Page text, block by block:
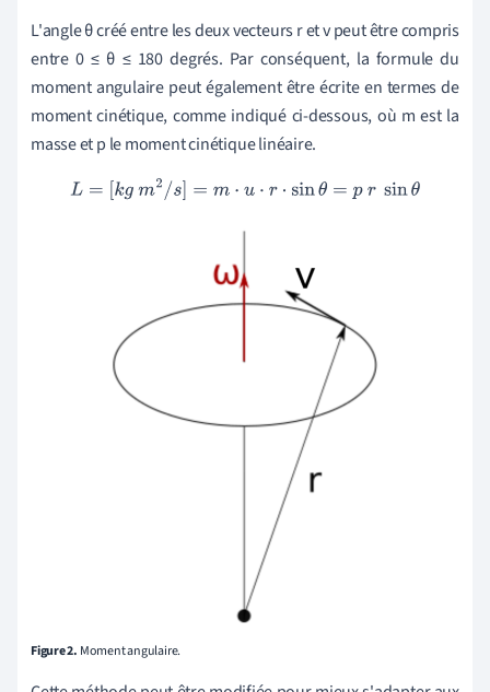
L'angle θ créé entre les deux vecteurs r et v peut être compris
entre 0 ≤ θ ≤ 180 degrés. Par conséquent, la formule du
moment angulaire peut également être écrite en termes de
moment cinétique, comme indiqué ci-dessous, où m est la
masse et p le moment cinétique linéaire.
L=[kgm 2/s ]=m⋅ u⋅ r sin θ=p r sin θ
Figure 2. Moment angulaire.